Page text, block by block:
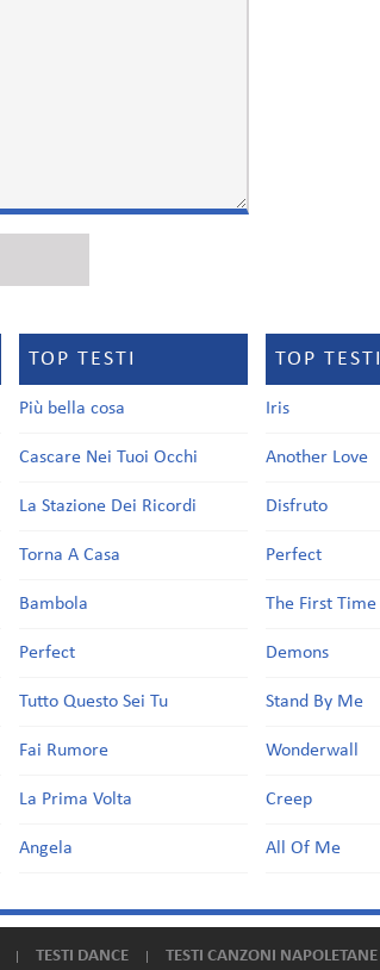
TOP TESTI
Più bella cosa
Cascare Nei Tuoi Occhi
La Stazione Dei Ricordi
Torna A Casa
Bambola
Perfect
Tutto Questo Sei Tu
Fai Rumore
La Prima Volta
Angela
TOP TESTI
Iris
Another Love
Disfruto
Perfect
The First Time
Demons
Stand By Me
Wonderwall
Creep
All Of Me
TESTI DANCE TESTI CANZONI NAPOLETANE